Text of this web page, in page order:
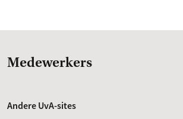
Medewerkers
Andere UvA-sites